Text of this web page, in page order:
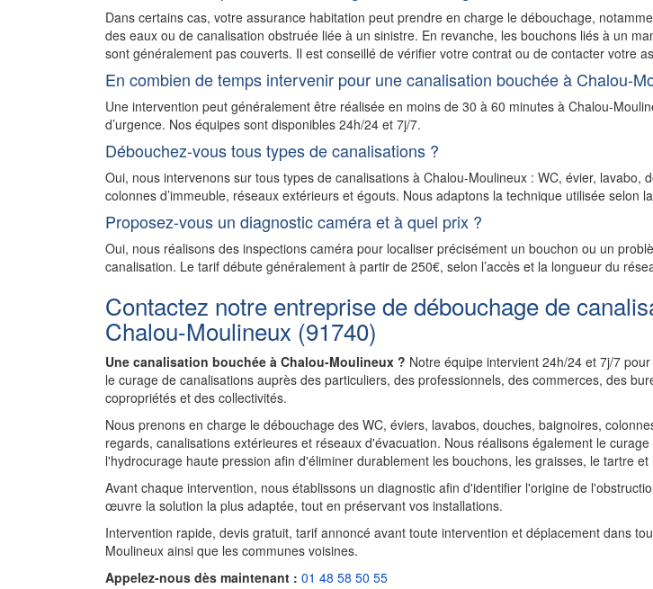
Dans certains cas, votre assurance habitation peut prendre en charge le débouchage,
des eaux ou de canalisation obstruée liée à un sinistre. En revanche, les bouchons liés à un
sont généralement pas couverts. Il est conseillé de vérifier votre contrat ou de contacter votre
En combien de temps intervenir pour une canalisation bouchée à Chalou-
Une intervention peut généralement être réalisée en moins de 30 à 60 minutes à Chalou-
d’urgence. Nos équipes sont disponibles 24h/24 et 7j/7.
Débouchez-vous tous types de canalisations ?
Oui, nous intervenons sur tous types de canalisations à Chalou-Moulineux : WC, évier, lavabo,
colonnes d’immeuble, réseaux extérieurs et égouts. Nous adaptons la technique utilisée selon
Proposez-vous un diagnostic caméra et à quel prix ?
Oui, nous réalisons des inspections caméra pour localiser précisément un bouchon ou un
canalisation. Le tarif débute généralement à partir de 250€, selon l’accès et la longueur du
Contactez notre entreprise de débouchage de
Chalou-Moulineux (91740)
Une canalisation bouchée à Chalou-Moulineux ? Notre équipe intervient 24h/24 et 7j/7
le curage de canalisations auprès des particuliers, des professionnels, des commerces, des
copropriétés et des collectivités.
Nous prenons en charge le débouchage des WC, éviers, lavabos, douches, baignoires,
regards, canalisations extérieures et réseaux d'évacuation. Nous réalisons également le
l'hydrocurage haute pression afin d'éliminer durablement les bouchons, les graisses, le tartre
Avant chaque intervention, nous établissons un diagnostic afin d'identifier l'origine de
œuvre la solution la plus adaptée, tout en préservant vos installations.
Intervention rapide, devis gratuit, tarif annoncé avant toute intervention et déplacement dans
Moulineux ainsi que les communes voisines.
Appelez-nous dès maintenant : 01 48 58 50 55